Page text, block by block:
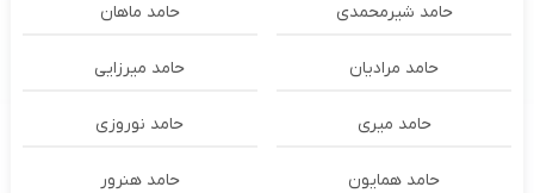
حامد شیرمحمدی حامد ماهان
حامد مرادیان حامد میرزایی
حامد میری حامد نوروزی
حامد همایون حامد هنرور